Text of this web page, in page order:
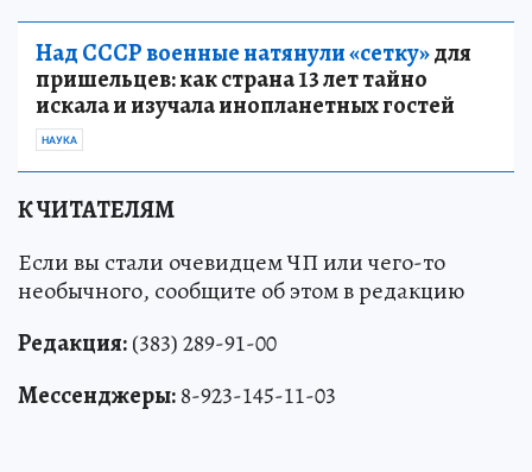
Над СССР военные натянули «сетку»для
пришельцев: как страна 13 лет тайно
искала и изучала инопланетных гостей
НАУКА
К ЧИТАТЕЛЯМ
Если вы стали очевидцем ЧП или чего-то
необычного, сообщите об этом в редакцию
Редакция:(383) 289-91-00
Мессенджеры:8-923-145-11-03